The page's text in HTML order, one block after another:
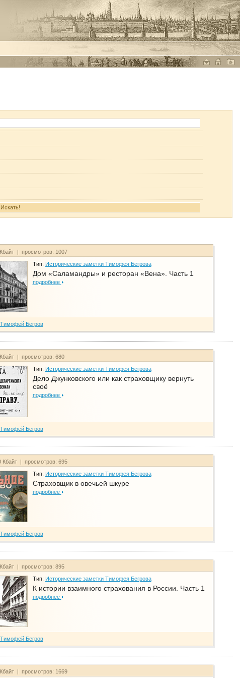
| просмотров: 1007
Тип: Исторические заметки Тимофея Бегрова
Дом «Саламандры» и ресторан «Вена». Часть 1
подробнее
Тимофей Бегров
| просмотров: 680
Тип: Исторические заметки Тимофея Бегрова
Дело Джунковского или как страховщику вернуть
своё
подробнее
Тимофей Бегров
Кбайт | просмотров: 695
Тип: Исторические заметки Тимофея Бегрова
Страховщик в овечьей шкуре
подробнее
Тимофей Бегров
| просмотров: 895
Тип: Исторические заметки Тимофея Бегрова
К истории взаимного страхования в России. Часть 1
подробнее
Тимофей Бегров
| просмотров: 1669